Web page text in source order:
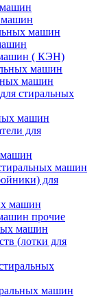
машин
машин
машин ( КЭН)
машин
машин
стиральных
машин
для
машин
машин
для
машин
прочие
машин
(лотки для
машин